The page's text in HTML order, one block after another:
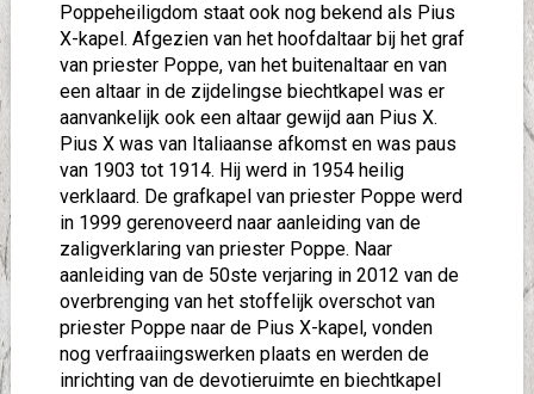
Poppeheiligdom staat ook nog bekend als Pius
X-kapel. Afgezien van het hoofdaltaar bij het graf
van priester Poppe, van het buitenaltaar en van
een altaar in de zijdelingse biechtkapel was er
aanvankelijk ook een altaar gewijd aan Pius X.
Pius X was van Italiaanse afkomst en was paus
van 1903 tot 1914. Hij werd in 1954 heilig
verklaard. De grafkapel van priester Poppe werd
in 1999 gerenoveerd naar aanleiding van de
zaligverklaring van priester Poppe. Naar
aanleiding van de 50ste verjaring in 2012 van de
overbrenging van het stoffelijk overschot van
priester Poppe naar de Pius X-kapel, vonden
nog verfraaiingswerken plaats en werden de
inrichting van de devotieruimte en biechtkapel